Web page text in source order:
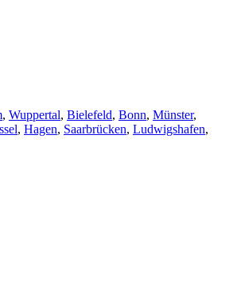
, Wuppertal, Bielefeld, Bonn, Münster,
, Hagen, Saarbrücken, Ludwigshafen,